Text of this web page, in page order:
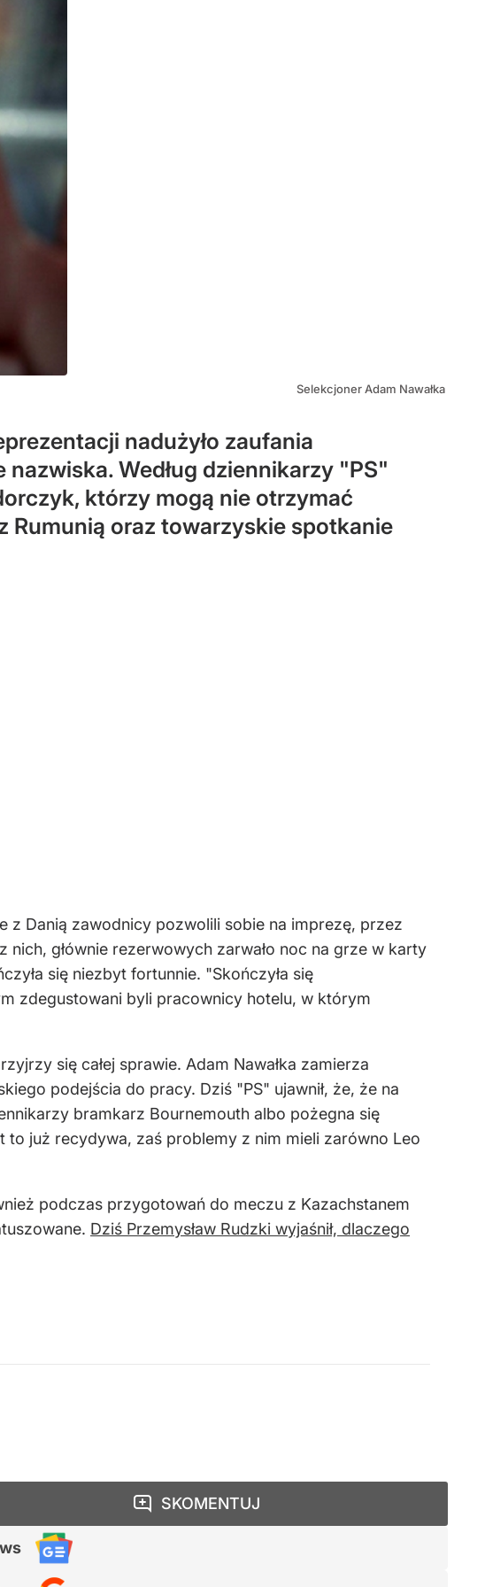
Selekcjoner Adam Nawałka
nadużyło zaufania
Według dziennikarzy "PS"
którzy mogą nie otrzymać
Rumunią oraz towarzyskie spotkanie
z Danią zawodnicy pozwolili sobie na imprezę, przez
głównie rezerwowych zarwało noc na grze w karty
się niezbyt fortunnie. "Skończyła się
zdegustowani byli pracownicy hotelu, w którym
się całej sprawie. Adam Nawałka zamierza
podejścia do pracy. Dziś "PS" ujawnił, że, że na
bramkarz Bournemouth albo pożegna się
już recydywa, zaś problemy z nim mieli zarówno Leo
podczas przygotowań do meczu z Kazachstanem
Dziś Przemysław Rudzki wyjaśnił, dlaczego
SKOMENTUJ